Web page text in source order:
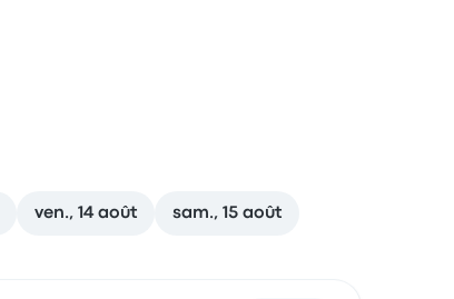
ven., 14 août sam., 15 août